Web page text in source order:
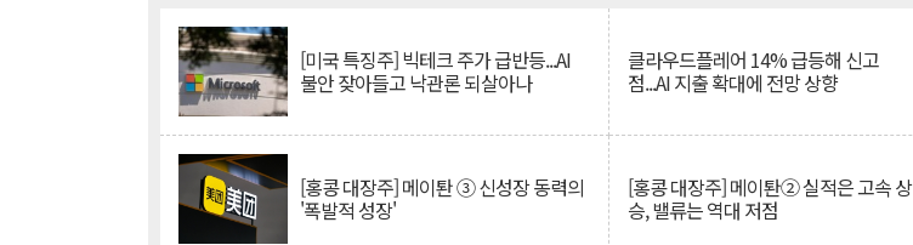
[미국 특징주] 빅테크 주가 급반등...AI
불안 잦아들고 낙관론 되살아나
클라우드플레어 14% 급등해 신고
점...AI 지출 확대에 전망 상향
[홍콩 대장주] 메이퇀 ③ 신성장 동력의
'폭발적 성장'
[홍콩 대장주] 메이퇀② 실적은 고속 상
승, 밸류는 역대 저점